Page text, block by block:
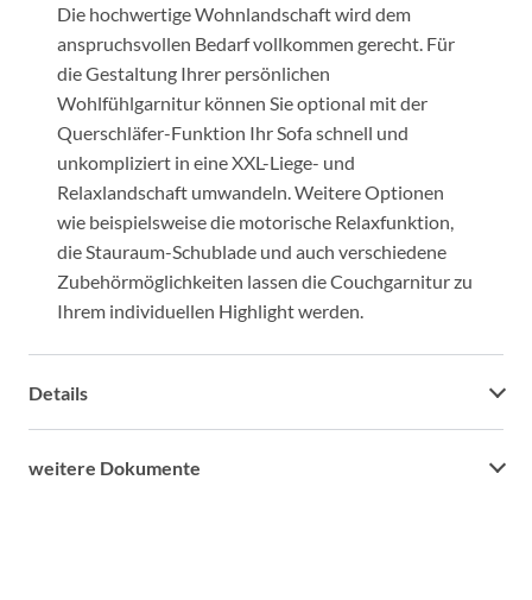
Die hochwertige Wohnlandschaft wird dem
anspruchsvollen Bedarf vollkommen gerecht. Für
die Gestaltung Ihrer persönlichen
Wohlfühlgarnitur können Sie optional mit der
Querschläfer-Funktion Ihr Sofa schnell und
unkompliziert in eine XXL-Liege- und
Relaxlandschaft umwandeln. Weitere Optionen
wie beispielsweise die motorische Relaxfunktion,
die Stauraum-Schublade und auch verschiedene
Zubehörmöglichkeiten lassen die Couchgarnitur zu
Ihrem individuellen Highlight werden.
Details
weitere Dokumente